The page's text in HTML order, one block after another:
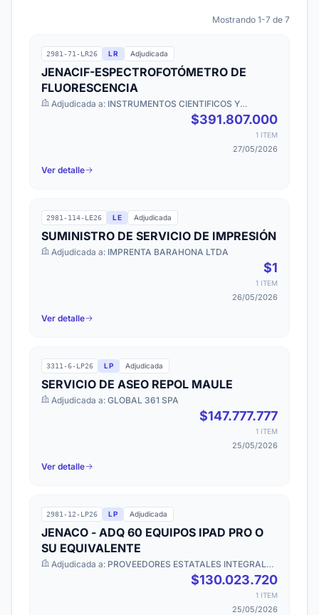
Mostrando 1-7 de 7
2981-71-LR26 LR Adjudicada
JENACIF-ESPECTROFOTÓMETRO DE
FLUORESCENCIA
Adjudicada a: INSTRUMENTOS CIENTIFICOS Y
$391.807.000
1 ITEM
27/05/2026
Ver detalle
2981-114-LE26 LE Adjudicada
SUMINISTRO DE SERVICIO DE IMPRESIÓN
Adjudicada a: IMPRENTA BARAHONA LTDA
$1
1 ITEM
26/05/2026
Ver detalle
3311-6-LP26 LP Adjudicada
SERVICIO DE ASEO REPOL MAULE
Adjudicada a: GLOBAL 361 SPA
$147.777.777
1 ITEM
25/05/2026
Ver detalle
2981-12-LP26 LP Adjudicada
JENACO - ADQ 60 EQUIPOS IPAD PRO O
SU EQUIVALENTE
Adjudicada a: PROVEEDORES ESTATALES INTEGRALES
$130.023.720
1 ITEM
25/05/2026